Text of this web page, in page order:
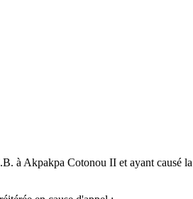
à Akpakpa Cotonou II et ayant causé